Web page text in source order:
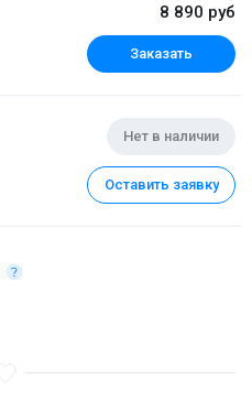
8 890 руб
Заказать
Нет в наличии
Оставить заявку